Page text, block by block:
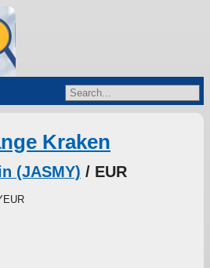
Kraken
(JASMY) / EUR